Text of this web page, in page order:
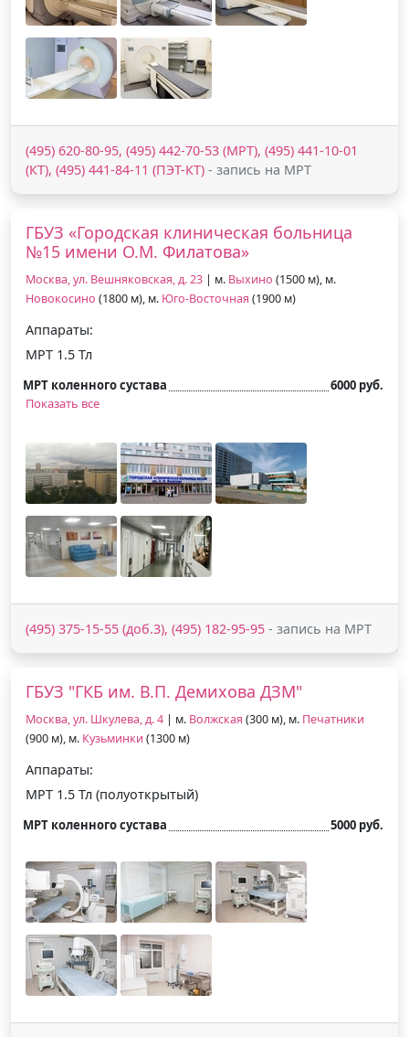
(495) 620-80-95, (495) 442-70-53 (МРТ), (495) 441-10-01
(КТ), (495) 441-84-11 (ПЭТ-КТ) - запись на МРТ
ГБУЗ «Городская клиническая больница
№15 имени О.М. Филатова»
Москва, ул. Вешняковская, д. 23 | м. Выхино (1500 м), м.
Новокосино (1800 м), м. Юго-Восточная (1900 м)
Аппараты:
МРТ 1.5 Тл
МРТ коленного сустава
6000 руб.
Показать все
(495) 375-15-55 (доб.3), (495) 182-95-95 - запись на МРТ
ГБУЗ "ГКБ им. В.П. Демихова ДЗМ"
Москва, ул. Шкулева, д. 4 | м. Волжская (300 м), м. Печатники
(900 м), м. Кузьминки (1300 м)
Аппараты:
МРТ 1.5 Тл (полуоткрытый)
МРТ коленного сустава 5000 руб.